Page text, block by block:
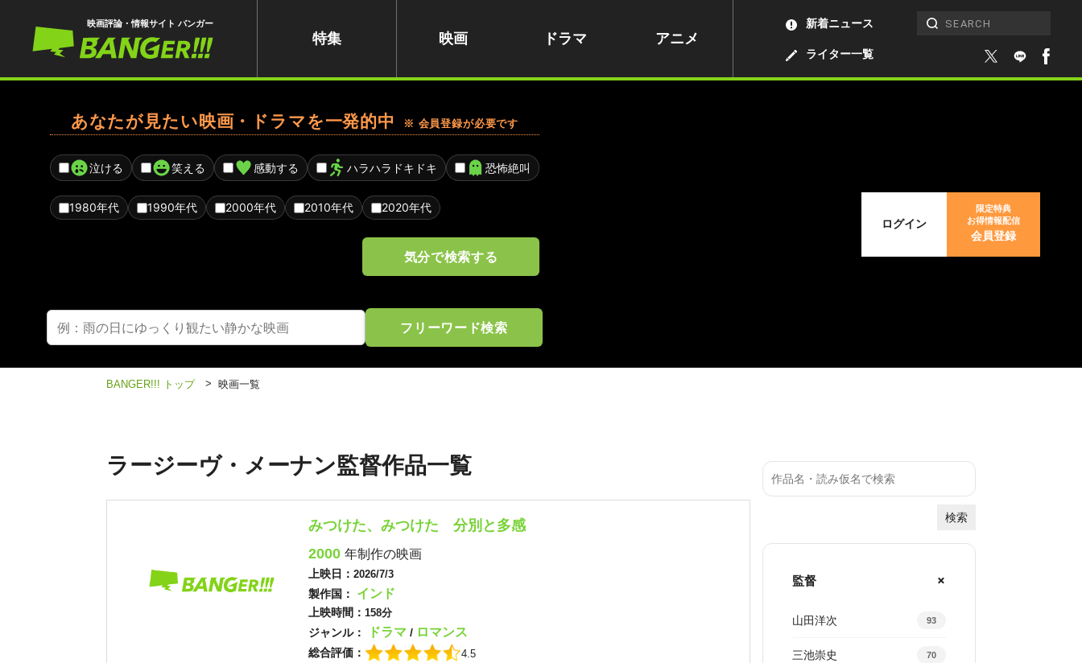
映画評論・情報サイト バンガー
特集 映画 ドラマ アニメ
ライター一覧
新着ニュース
あなたが見たい映画・ドラマを一発的中 ※ 会員登録が必要です
泣ける 笑える 感動する ハラハラドキドキ 恐怖絶叫
1980年代 1990年代 2000年代 2010年代 2020年代
気分で検索する
フリーワード検索
ログイン
限定特典
お得情報配信
会員登録
BANGER!!! トップ > 映画一覧
ラージーヴ・メーナン監督作品一覧
みつけた、みつけた 分別と多感
2000 年制作の映画
上映日： 2026/7/3
製作国： インド
上映時間： 158分
ジャンル： ドラマ / ロマンス
総合評価： 4.5
検索
監督
山田洋次 93
三池崇史 70